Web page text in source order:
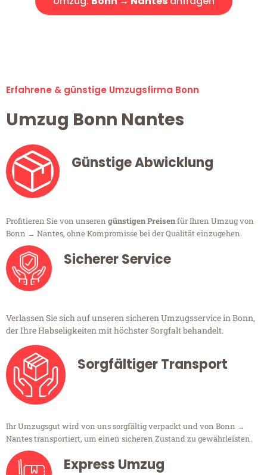
Erfahrene & günstige Umzugsfirma Bonn
Umzug Bonn Nantes
Günstige Abwicklung
Profitieren Sie von unseren günstigen Preisenfür Ihren Umzug von
Bonn → Nantes, ohne Kompromisse bei der Qualität einzugehen.
Sicherer Service
Verlassen Sie sich auf unseren sicheren Umzugsservice in Bonn,
der Ihre Habseligkeiten mit höchster Sorgfalt behandelt.
Sorgfältiger Transport
Ihr Umzugsgut wird von uns sorgfältig verpackt und von Bonn →
Nantes transportiert, um einen sicheren Zustand zu gewährleisten.
Express Umzug